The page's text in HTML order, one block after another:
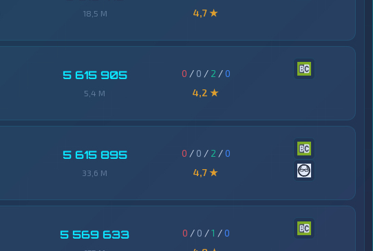
18,5 M
4,7 ★
5 615 905
5,4 M
0 / 0 / 2 /0
4,2 ★
5 615 895
33,6 M
0 / 0 / 2 /0
4,7 ★
5 569 633 0 / 0 /1 /0